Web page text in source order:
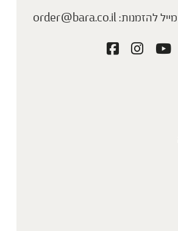
מייל להזמנות:order@bara.co.il